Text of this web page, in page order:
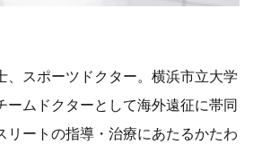
、スポーツドクター。横浜市立大学
ームドクターとして海外遠征に帯同
リートの指導・治療にあたるかたわ